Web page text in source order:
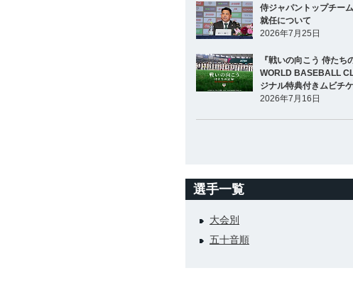
侍ジャパントップチー
就任について
2026年7月25日
『戦いの向こう 侍たち
WORLD BASEBALL
ジナル特典付きムビチ
2026年7月16日
選手一覧
大会別
五十音順